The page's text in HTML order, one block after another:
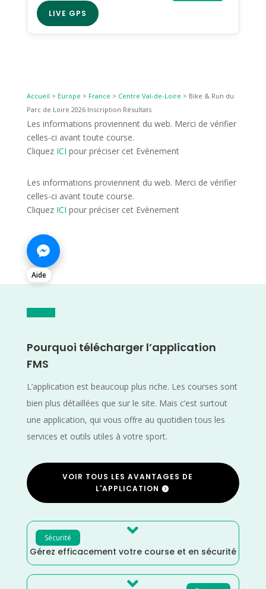
LIVE GPS
Accueil > Europe > France > Centre Val-de-Loire > Bike & Run du
Parc de Loire 2026 Inscription Résultats
Les informations proviennent du web. Merci de vérifier
celles-ci avant toute course.
Cliquez ICI pour préciser cet Evènement
Les informations proviennent du web. Merci de vérifier
celles-ci avant toute course.
Cliquez ICI pour préciser cet Evènement
Aide
Pourquoi télécharger l’application
FMS
L’application est beaucoup plus riche. Les courses sont
bien plus détaillées que sur le site. Mais c’est surtout
une application, qui vous offre au quotidien tous les
services et outils utiles à votre sport.
VOIR TOUS LES AVANTAGES DE
L'APPLICATION
Sécurité 
Gérez efficacement votre course et en sécurité
